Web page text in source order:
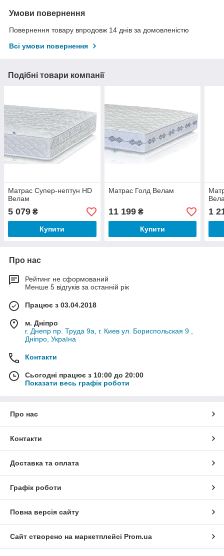
Умови повернення
Повернення товару впродовж 14 днів за домовленістю
Всі умови повернення
Подібні товари компанії
Матрас Супер-нептун HD
Велам
5 079 ₴
Купити
Матрас Голд Велам
11 199₴
Купити
1
Про нас
Рейтинг не сформований
Менше 5 відгуків за останній рік
Працює з 03.04.2018
м. Дніпро
г. Днепр пр. Труда 9а, г. Киев ул. Бориспольская 9 ,
Дніпро, Україна
Контакти
Сьогодні працює з 10:00 до 20:00
Показати весь графік роботи
Про нас
Контакти
Доставка та оплата
Графік роботи
Повна версія сайту
Сайт створено на маркетплейсі Prom.ua